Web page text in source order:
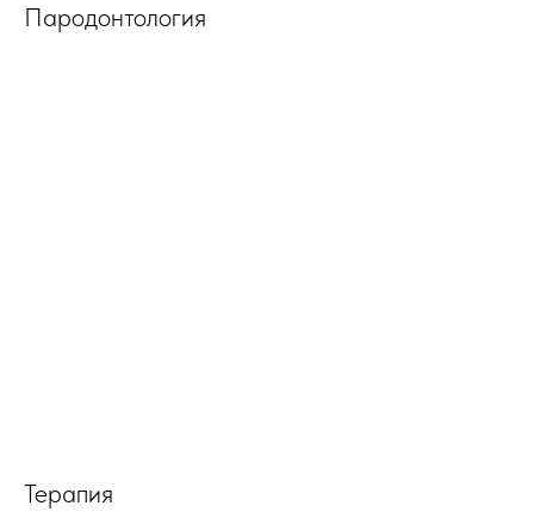
Пародонтология
Терапия